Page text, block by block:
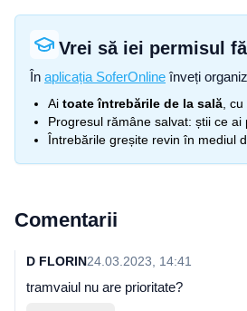
Vrei să iei permisul
În aplicația SoferOnline înveți
Ai toate întrebările de la sală ,
Progresul rămâne salvat: știi ce
Întrebările greșite revin în mediul
Comentarii
D FLORIN24.03.2023, 14:41
tramvaiul nu are prioritate?